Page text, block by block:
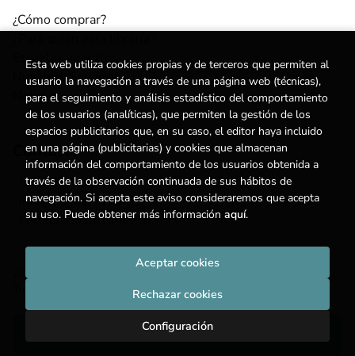
Añadir a mi cesta
¿Cómo comprar?
Escuelas y centros
Nuestros Servicios
Noticias
Contacto
(+34) 615 55 96 54
info@degestalt.com
Formulario de contacto
2026 ©
. Todos los Derechos Reservados |
Esta web utiliza cookies propias y de terceros que permiten al
usuario la navegación a través de una página web (técnicas),
para el seguimiento y análisis estadístico del comportamiento
de los usuarios (analíticas), que permiten la gestión de los
espacios publicitarios que, en su caso, el editor haya incluido
en una página (publicitarias) y cookies que almacenan
información del comportamiento de los usuarios obtenida a
través de la observación continuada de sus hábitos de
navegación. Si acepta este aviso consideraremos que acepta
su uso. Puede obtener más información aquí.
Configuración
Rechazar cookies
Aceptar cookies